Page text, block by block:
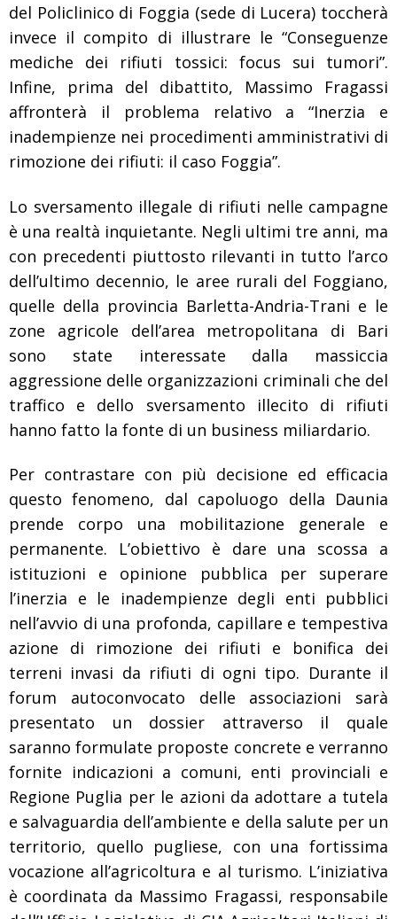
del Policlinico di Foggia (sede di Lucera) toccherà
invece il compito di illustrare le “Conseguenze
mediche dei rifiuti tossici: focus sui tumori”.
Infine, prima del dibattito, Massimo Fragassi
affronterà il problema relativo a “Inerzia e
inadempienze nei procedimenti amministrativi di
rimozione dei rifiuti: il caso Foggia”.
Lo sversamento illegale di rifiuti nelle campagne
è una realtà inquietante. Negli ultimi tre anni, ma
con precedenti piuttosto rilevanti in tutto l’arco
dell’ultimo decennio, le aree rurali del Foggiano,
quelle della provincia Barletta-Andria-Trani e le
zone agricole dell’area metropolitana di Bari
sono state interessate dalla massiccia
aggressione delle organizzazioni criminali che del
traffico e dello sversamento illecito di rifiuti
hanno fatto la fonte di un business miliardario.
Per contrastare con più decisione ed efficacia
questo fenomeno, dal capoluogo della Daunia
prende corpo una mobilitazione generale e
permanente. L’obiettivo è dare una scossa a
istituzioni e opinione pubblica per superare
l’inerzia e le inadempienze degli enti pubblici
nell’avvio di una profonda, capillare e tempestiva
azione di rimozione dei rifiuti e bonifica dei
terreni invasi da rifiuti di ogni tipo. Durante il
forum autoconvocato delle associazioni sarà
presentato un dossier attraverso il quale
saranno formulate proposte concrete e verranno
fornite indicazioni a comuni, enti provinciali e
Regione Puglia per le azioni da adottare a tutela
e salvaguardia dell’ambiente e della salute per un
territorio, quello pugliese, con una fortissima
vocazione all’agricoltura e al turismo. L’iniziativa
è coordinata da Massimo Fragassi, responsabile